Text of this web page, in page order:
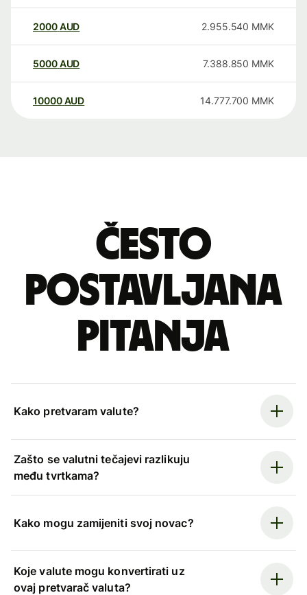
2000AUD 2.955.540 MMK
5000AUD 7.388.850 MMK
10000 AUD 14.777.700 MMK
Često
postavljana
pitanja
Kako pretvaram valute?
Zašto se valutni tečajevi razlikuju
među tvrtkama?
Kako mogu zamijeniti svoj novac?
Koje valute mogu konvertirati uz
ovaj pretvarač valuta?